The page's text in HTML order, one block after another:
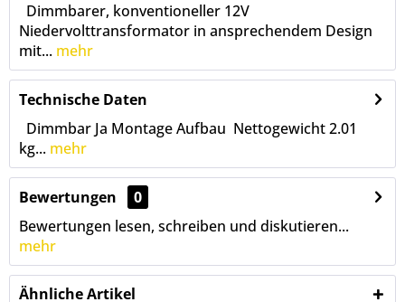
Dimmbarer, konventioneller 12V
Niedervolttransformator in ansprechendem Design
mit... mehr
Technische Daten
Dimmbar Ja Montage Aufbau Nettogewicht 2.01
kg... mehr
Bewertungen
0
Bewertungen lesen, schreiben und diskutieren...
mehr
Ähnliche Artikel